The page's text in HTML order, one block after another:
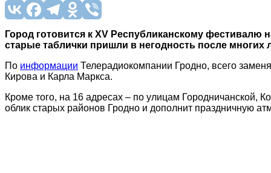
Город готовится к XV Республиканскому
старые таблички пришли в негодность после многих
По информации Телерадиокомпании Гродно, всего
Кирова и Карла Маркса.
Кроме того, на 16 адресах – по улицам Городничанской,
облик старых районов Гродно и дополнит праздничную